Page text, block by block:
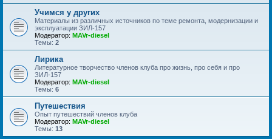
Учимся у других
Материалы из различных источников по теме ремонта, модернизации и
эксплуатации ЗИЛ-157
Модератор: MAVr-diesel
Темы: 2
Лирика
Литературное творчество членов клуба про жизнь, про себя и про
ЗИЛ-157
Модератор: MAVr-diesel
Темы: 6
Путешествия
Опыт путешествий членов клуба
Модератор: MAVr-diesel
Темы: 13